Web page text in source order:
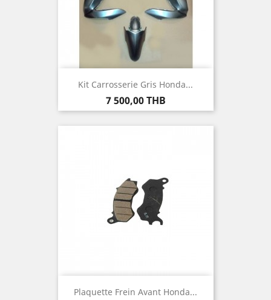
Kit Carrosserie Gris Honda...
Prix
7 500,00 THB
Plaquette Frein Avant Honda...